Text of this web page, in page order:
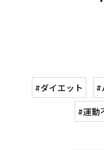
#ダイエット #
#運動